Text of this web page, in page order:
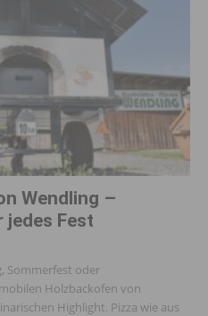
Wendling –
jedes Fest
Sommerfest oder
Holzbackofen von
Highlight. Pizza wie aus